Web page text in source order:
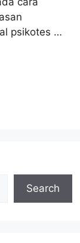
psikotes …
Search